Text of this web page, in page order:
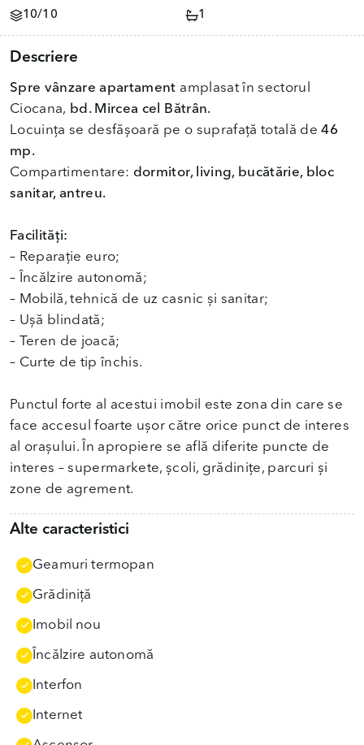
10/10 1
Descriere
Spre vânzare apartament amplasat în sectorul
Ciocana, bd. Mircea cel Bătrân.
Locuința se desfășoară pe o suprafață totală de46
mp.
Compartimentare: dormitor, living, bucătărie, bloc
sanitar, antreu.
Facilități:
– ​Reparație euro;
​– Încălzire autonomă;
​– Mobilă, tehnică de uz casnic și sanitar;
​​– Ușă blindată;
​– Teren de joacă;
– Curte de tip închis.
Punctul forte al acestui imobil este zona din care se
face accesul foarte ușor către orice punct de interes
al orașului. În apropiere se află diferite puncte de
interes – supermarkete, școli, grădinițe, parcuri și
zone de agrement.
Alte caracteristici
Geamuri termopan
Grădiniţă
Imobil nou
Încălzire autonomă
Interfon
Internet